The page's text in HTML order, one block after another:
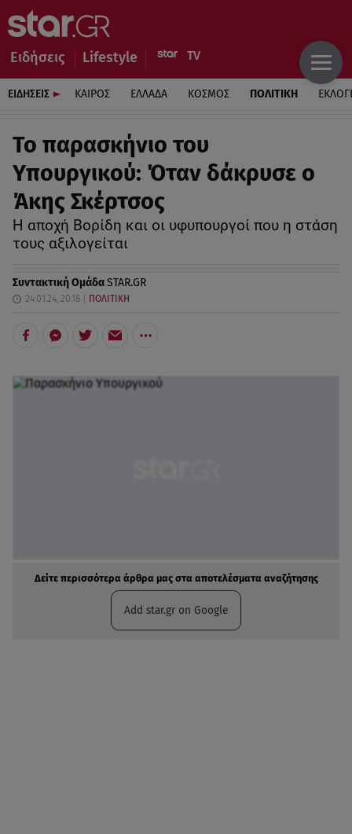
Ειδήσεις Lifestyle
ΕΙΔΗΣΕΙΣ ΚΑΙΡΟΣ ΕΛΛΑΔΑ ΚΟΣΜΟΣ ΠΟΛΙΤΙΚΗ
Το παρασκήνιο του
Υπουργικού: Όταν δάκρυσε ο
Άκης Σκέρτσος
Η αποχή Βορίδη και οι υφυπουργοί που η στάση
τους αξιλογείται
Συντακτική ΟμάδαSTAR.GR
24.01.24, 20:18 ΠΟΛΙΤΙΚΗ
Δείτε περισσότερα άρθρα μας στα αποτελέσματα αναζήτησης
Add star.gr on Google